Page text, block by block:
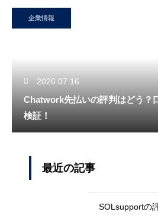
企業情報
2026.07.16
Chatwork先払いの評判はどう？
検証！
最近の記事
SOLsupportの